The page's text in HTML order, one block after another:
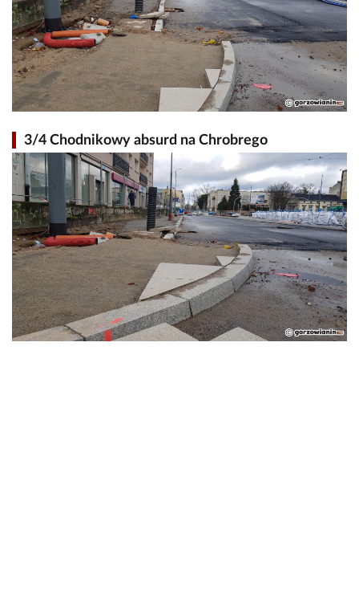
3/4 Chodnikowy absurd na Chrobrego